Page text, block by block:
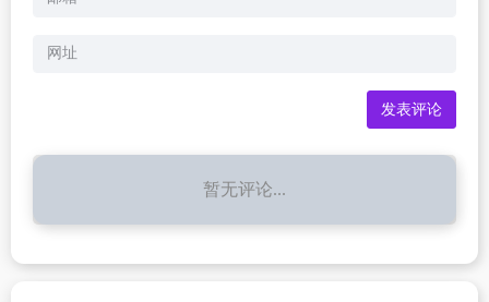
暂无评论...